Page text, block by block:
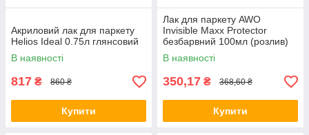
Акриловий лак для паркету
Helios Ideal 0.75л глянсовий
В наявності
817 ₴ 860 ₴
Купити
Лак для паркету AWO
Invisible Maxx Protector
безбарвний 100мл (розлив)
В наявності
350,17 ₴ 368,60 ₴
Купити